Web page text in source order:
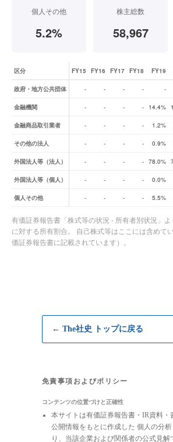
個人その他
5.2%
株主総数
58,967
株式所有者別状況（比率の推移）
区分 FY15 FY16 FY17 FY18 FY19
政府・地方公共団体 - - - - -
金融機関 - - - - 14.4%
金融商品取引業者 - - - - 1.2%
その他の法人 - - - - 0.9%
外国法人等（法人） - - - - 78.0%
外国法人等（個人） - - - - 0.0%
個人その他 - - - - 5.5%
有価証券報告書「株式等の状況 - 所有者別状況」
に対する所有割合。 自己株式等はここには含めて
価証券報告書に記載されています）。
← The社史 トップに戻る
免責事項およびポリシー
コンテンツの位置づけと正確性
本サイトは有価証券報告書・IR資料・
公開情報をもとに作成した 個人の分
り、当該企業および関係者の公式見解